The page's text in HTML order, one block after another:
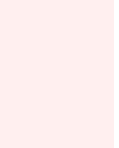
思っています。
者さんの思いを汲
助産師が、ママさ